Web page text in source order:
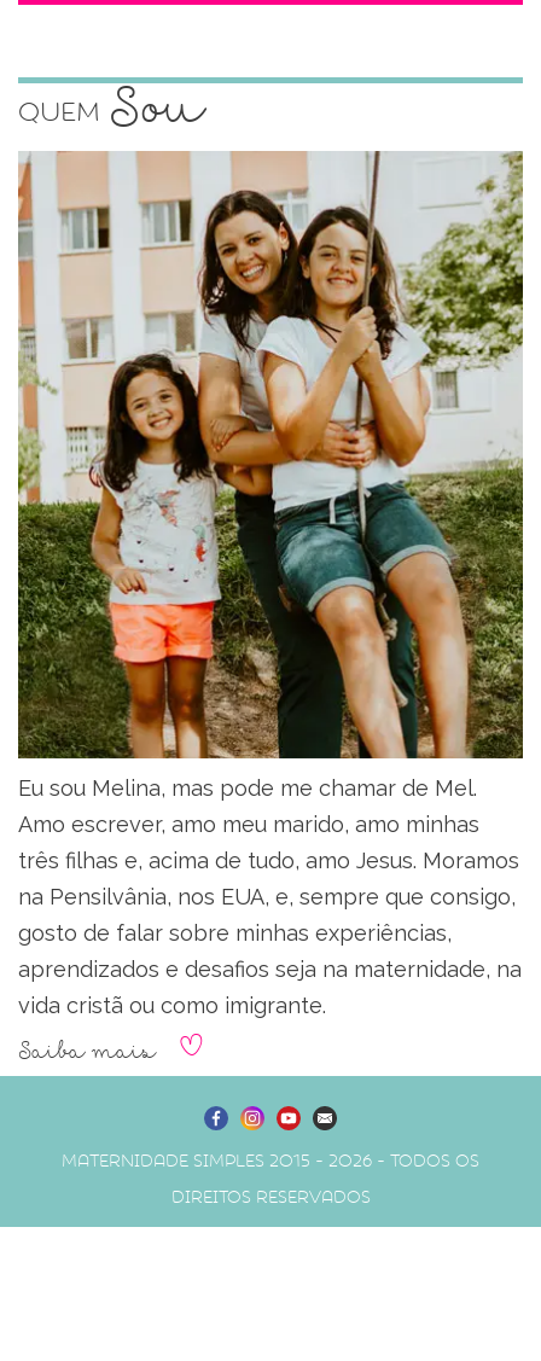
Quem Sou
Eu sou Melina, mas pode me chamar de Mel.
Amo escrever, amo meu marido, amo minhas
três filhas e, acima de tudo, amo Jesus. Moramos
na Pensilvânia, nos EUA, e, sempre que consigo,
gosto de falar sobre minhas experiências,
aprendizados e desafios seja na maternidade, na
vida cristã ou como imigrante.
Saiba mais
Maternidade Simples 2015 - 2026 - Todos os
direitos reservados